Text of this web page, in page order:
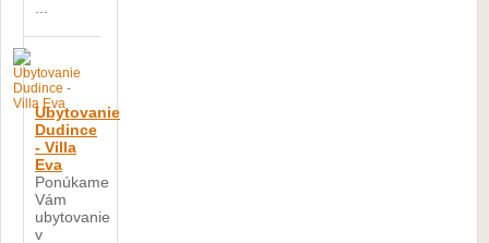
Ubytovanie
Dudince
- Villa
Eva
Ponúkame
Vám
ubytovanie
v